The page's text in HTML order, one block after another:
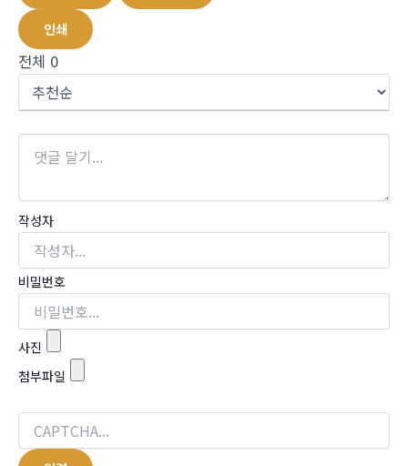
인쇄
전체 0
작성자
비밀번호
사진
첨부파일